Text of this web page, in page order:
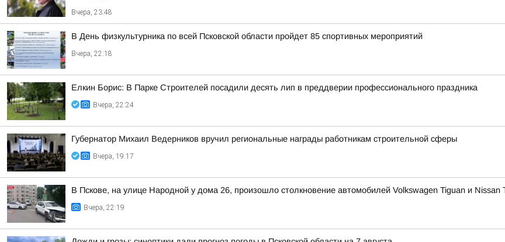
Вчера, 23:48
В День физкультурника по всей Псковской области пройдет 85 спортивных мероприятий
Вчера, 22:18
Елкин Борис: В Парке Строителей посадили десять лип в преддверии профессионального праздника
Вчера, 22:24
Губернатор Михаил Ведерников вручил региональные награды работникам строительной сферы
Вчера, 19:17
В Пскове, на улице Народной у дома 26, произошло столкновение автомобилей Volkswagen Tiguan и Nissan
Вчера, 22:19